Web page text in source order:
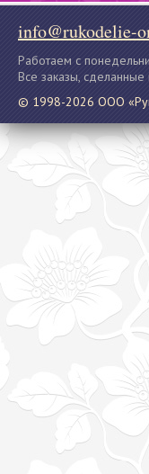
info@rukodelie-
Работаем с
Все заказы,
© 1998-2026 ООО